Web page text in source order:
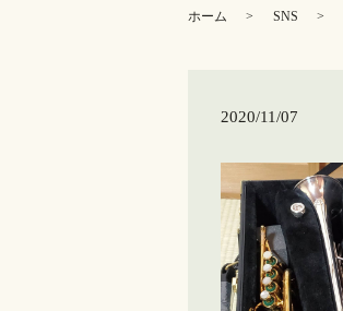
ホーム SNS
2020/11/07